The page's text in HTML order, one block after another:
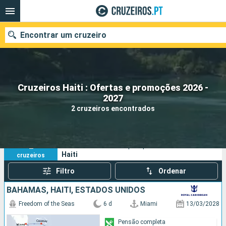
Cruzeiros Haiti : Ofertas e promoções 2026 -
2027
2 cruzeiros encontrados
Encontrar um cruzeiro
Quando ir?
Data de partida
Pesquisar
2
cruzeiros
Haiti
Filtro Ordenar
BAHAMAS, HAITI, ESTADOS UNIDOS
Freedom of the Seas 6 d Miami 13/03/2028
Pensão completa